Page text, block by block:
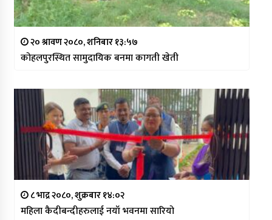
२० श्रावण २०८०, शनिबार १३:५७
कोहलपुरस्थित सामुदायिक बनमा कागती खेती
८ भाद्र २०८०, शुक्रबार १४:०२
महिला कैदीबन्दीहरुलाई नयाँ भवनमा सारियो